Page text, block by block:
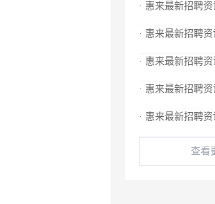
· 惠来最新招聘资
· 惠来最新招聘资
· 惠来最新招聘资
· 惠来最新招聘资
· 惠来最新招聘资
查看